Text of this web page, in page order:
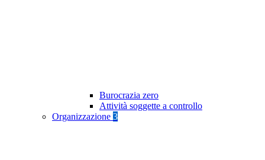
Burocrazia zero
Attività soggette a controllo
Organizzazione 3